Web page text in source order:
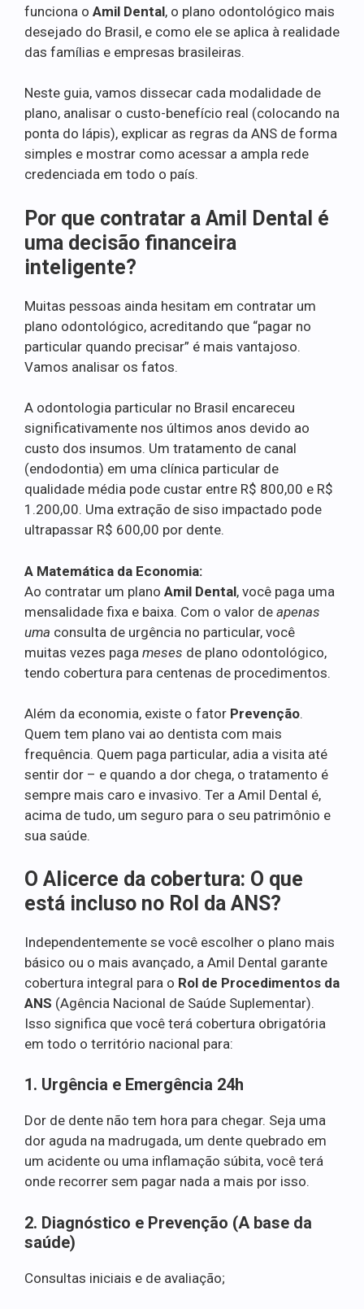
funciona o Amil Dental, o plano odontológico mais
desejado do Brasil, e como ele se aplica à realidade
das famílias e empresas brasileiras.
Neste guia, vamos dissecar cada modalidade de
plano, analisar o custo-benefício real (colocando na
ponta do lápis), explicar as regras da ANS de forma
simples e mostrar como acessar a ampla rede
credenciada em todo o país.
Por que contratar a Amil Dental é
uma decisão financeira
inteligente?
Muitas pessoas ainda hesitam em contratar um
plano odontológico, acreditando que “pagar no
particular quando precisar” é mais vantajoso.
Vamos analisar os fatos.
A odontologia particular no Brasil encareceu
significativamente nos últimos anos devido ao
custo dos insumos. Um tratamento de canal
(endodontia) em uma clínica particular de
qualidade média pode custar entre R$ 800,00 e R$
1.200,00. Uma extração de siso impactado pode
ultrapassar R$ 600,00 por dente.
A Matemática da Economia:
Ao contratar um plano Amil Dental, você paga uma
mensalidade fixa e baixa. Com o valor de apenas
uma consulta de urgência no particular, você
muitas vezes paga meses de plano odontológico,
tendo cobertura para centenas de procedimentos.
Além da economia, existe o fator Prevenção.
Quem tem plano vai ao dentista com mais
frequência. Quem paga particular, adia a visita até
sentir dor – e quando a dor chega, o tratamento é
sempre mais caro e invasivo. Ter a Amil Dental é,
acima de tudo, um seguro para o seu patrimônio e
sua saúde.
O Alicerce da cobertura: O que
está incluso no Rol da ANS?
Independentemente se você escolher o plano mais
básico ou o mais avançado, a Amil Dental garante
cobertura integral para o Rol de Procedimentos da
ANS (Agência Nacional de Saúde Suplementar).
Isso significa que você terá cobertura obrigatória
em todo o território nacional para:
1. Urgência e Emergência 24h
Dor de dente não tem hora para chegar. Seja uma
dor aguda na madrugada, um dente quebrado em
um acidente ou uma inflamação súbita, você terá
onde recorrer sem pagar nada a mais por isso.
2. Diagnóstico e Prevenção (A base da
saúde)
Consultas iniciais e de avaliação;